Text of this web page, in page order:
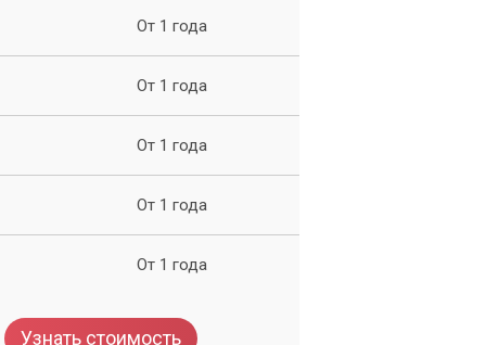
От 1 года
От 1 года
От 1 года
От 1 года
От 1 года
Узнать стоимость